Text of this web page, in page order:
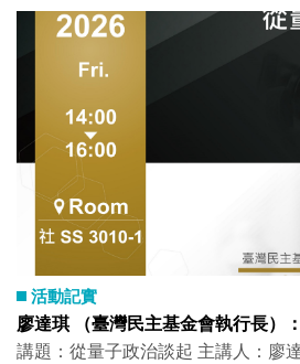
決選 報名資格：具中華
30歲（含），且目前就
究所之在學學生（不含在職專
際合作、外交事務、影
外見習有興趣的同學踴躍報名！ 活
名請見官方網站：
campus.org.tw/
教授獎學金」三名 第
元。 優秀論文二名：獎
請繳交資料： 至申請
料： 上傳資料須含論文
與系所主管同意之簽名
之碩士論文電子檔一份
請於2026年8月31日前
出，申請人如未收到確
覆），再請與主辦單位
稿論文將由本會之初審
核，審核通過後，每篇
員評分，兩位評審委員
有總分相同或兩位評審
則由第三位評審評分決
活動記實
廖達琪 （臺灣民主基金會執行長）
講題：從量子政治談起 主講人：廖達琪 （臺灣民主基金會